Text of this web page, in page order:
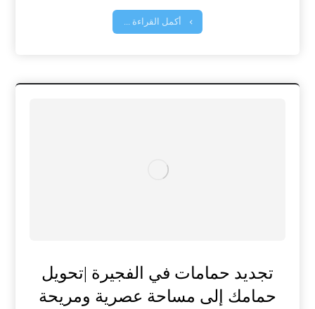
أكمل القراءة ...
تجديد حمامات في الفجيرة |تحويل
حمامك إلى مساحة عصرية ومريحة